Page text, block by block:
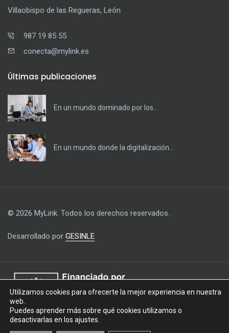
Villaobispo de las Regueras, León
987 19 85 55
conecta@mylink.es
Últimas publicaciones
En un mundo dominado por los...
En un mundo donde la digitalización...
© 2026 MyLink. Todos los derechos reservados.
Desarrollado por GESINLE
Utilizamos cookies para ofrecerte la mejor experiencia en nuestra
web.
Puedes aprender más sobre qué cookies utilizamos o
desactivarlas en los ajustes.